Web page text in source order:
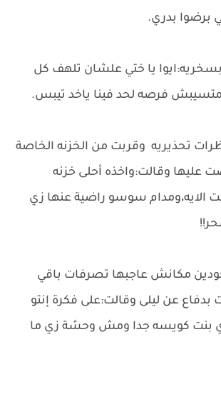
برضوا بدري.
يا ختي علشان تلهف كل
ومتسيبش فرصه لحد فينا ياخد تيبس.
تحذيريه وقربت من الخزنه الخاصة
عليها وقالت:واخذه أحلى خزنه
الايه،ومدام سوسو راضية عنها زي
مكانش عاجبها تصرفات باقي
بدفاع عن ليلى وقالت:على فكرة إنتو
دي بنت كويسه جدا ومش وحشة زي ما